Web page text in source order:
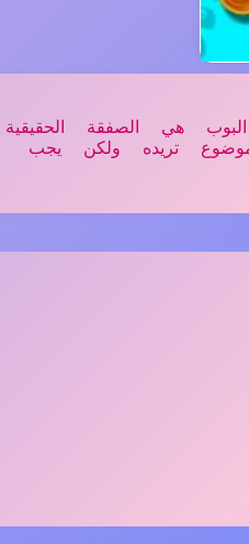
​​هي الصفقة الحقيقية
تريده ولكن يجب